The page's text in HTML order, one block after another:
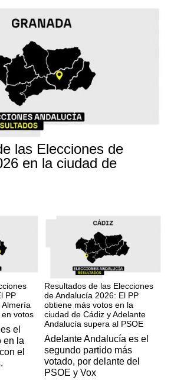
las Elecciones de
en la ciudad de
PP
en votos
el
en la
el
Resultados de las Elecciones
de Andalucía 2026: El PP
obtiene más votos en la
ciudad de Cádiz y Adelante
Andalucía supera al PSOE
Adelante Andalucía es el
segundo partido más
votado, por delante del
PSOE y Vox